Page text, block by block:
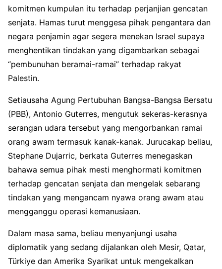
komitmen kumpulan itu terhadap perjanjian gencatan
senjata. Hamas turut menggesa pihak pengantara dan
negara penjamin agar segera menekan Israel supaya
menghentikan tindakan yang digambarkan sebagai
“pembunuhan beramai-ramai” terhadap rakyat
Palestin.
Setiausaha Agung Pertubuhan Bangsa-Bangsa Bersatu
(PBB), Antonio Guterres, mengutuk sekeras-kerasnya
serangan udara tersebut yang mengorbankan ramai
orang awam termasuk kanak-kanak. Jurucakap beliau,
Stephane Dujarric, berkata Guterres menegaskan
bahawa semua pihak mesti menghormati komitmen
terhadap gencatan senjata dan mengelak sebarang
tindakan yang mengancam nyawa orang awam atau
mengganggu operasi kemanusiaan.
Dalam masa sama, beliau menyanjungi usaha
diplomatik yang sedang dijalankan oleh Mesir, Qatar,
Türkiye dan Amerika Syarikat untuk mengekalkan